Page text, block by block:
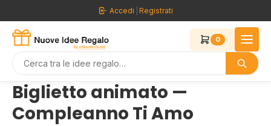
al
contenuto
Accedi Registrati
0
Biglietto animato —
Compleanno Ti Amo